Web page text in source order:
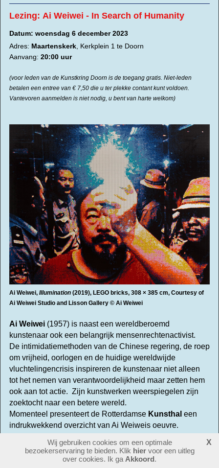
Lezing: Ai Weiwei - In Search of Humanity
Datum: woensdag 6 december 2023
Adres: Maartenskerk, Kerkplein 1 te Doorn
Aanvang: 20:00 uur
(voor leden van de Kunstkring Doorn is de toegang gratis. Niet-leden
betalen een entree van € 7,50 die u ter plekke contant kuntvoldoen.
Vantevoren aanmelden is niet nodig, u bent van harte welkom)
Ai Weiwei,Illumination(2019), LEGO bricks, 308 × 385 cm, Courtesy of
Ai Weiwei Studio and Lisson Gallery © Ai Weiwei
Ai Weiwei(1957) is naast een wereldberoemd
kunstenaar ook een belangrijk mensenrechtenactivist.
De intimidatiemethoden van de Chinese regering, de roep
om vrijheid, oorlogen en de huidige wereldwijde
vluchtelingencrisis inspireren de kunstenaar niet alleen
tot het nemen van verantwoordelijkheid maar zetten hem
ook aan tot actie. Zijn kunstwerken weerspiegelen zijn
zoektocht naar een betere wereld.
Momenteel presenteert de RotterdamseKunsthal een
indrukwekkend overzicht van Ai Weiweis oeuvre.
In deze lezing gaat drs. Muriel de Beer dieper in op het
Wij gebruiken cookies om een optimale
bezoekerservaring te bieden. Klik hiervoor een uitleg
over cookies. Ik ga Akkoord.
X